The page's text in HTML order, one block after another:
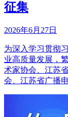
征集
2026年6月27日
为深入学习贯彻
业高质量发展，
术家协会、江苏
会、江苏省广播